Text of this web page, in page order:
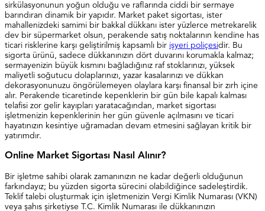
sirkülasyonunun yoğun olduğu ve raflarında ciddi bir sermaye
barındıran dinamik bir yapıdır. Market paket sigortası, ister
mahallenizdeki samimi bir bakkal dükkanı ister yüzlerce metrekarelik
dev bir süpermarket olsun, perakende satış noktalarının kendine has
ticari risklerine karşı geliştirilmiş kapsamlı bir işyeri poliçesidir. Bu
sigorta ürünü, sadece dükkanınızın dört duvarını korumakla kalmaz;
sermayenizin büyük kısmını bağladığınız raf stoklarınızı, yüksek
maliyetli soğutucu dolaplarınızı, yazar kasalarınızı ve dükkan
dekorasyonunuzu öngörülemeyen olaylara karşı finansal bir zırh içine
alır. Perakende ticaretinde kepenklerin bir gün bile kapalı kalması
telafisi zor gelir kayıpları yaratacağından, market sigortası
işletmenizin kepenklerinin her gün güvenle açılmasını ve ticari
hayatınızın kesintiye uğramadan devam etmesini sağlayan kritik bir
yatırımdır.
Online Market Sigortası Nasıl Alınır?
Bir işletme sahibi olarak zamanınızın ne kadar değerli olduğunun
farkındayız; bu yüzden sigorta sürecini olabildiğince sadeleştirdik.
Teklif talebi oluşturmak için işletmenizin Vergi Kimlik Numarası (VKN)
veya şahıs şirketiyse T.C. Kimlik Numarası ile dükkanınızın